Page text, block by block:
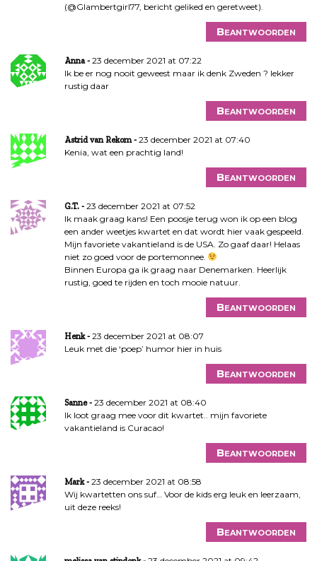
(@Glambertgirl77, bericht geliked en geretweet).
Beantwoorden
Anna
23 december 2021 at 07:22
Ik be er nog nooit geweest maar ik denk Zweden ? lekker
rustig daar
Beantwoorden
Astrid van Rekom
23 december 2021 at 07:40
Kenia, wat een prachtig land!
Beantwoorden
G.T.
23 december 2021 at 07:52
Ik maak graag kans! Een poosje terug won ik op een blog
een ander weetjes kwartet en dat wordt hier vaak gespeeld.
Mijn favoriete vakantieland is de USA. Zo gaaf daar! Helaas
niet zo goed voor de portemonnee.
Binnen Europa ga ik graag naar Denemarken. Heerlijk
rustig, goed te rijden en toch mooie natuur.
Beantwoorden
Henk
23 december 2021 at 08:07
Leuk met die ‘poep’ humor hier in huis
Beantwoorden
Sanne
23 december 2021 at 08:40
Ik loot graag mee voor dit kwartet.. mijn favoriete
vakantieland is Curacao!
Beantwoorden
Mark
23 december 2021 at 08:58
Wij kwartetten ons suf… Voor de kids erg leuk en leerzaam,
uit deze reeks!
Beantwoorden